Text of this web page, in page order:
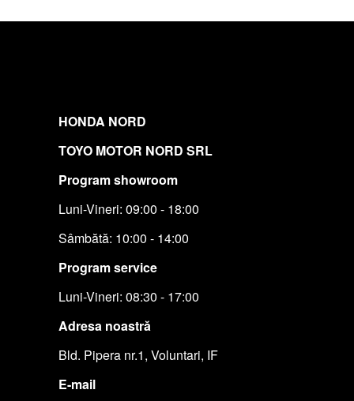
HONDA NORD
TOYO MOTOR NORD SRL
Program showroom
Luni-Vineri: 09:00 - 18:00
Sâmbătă: 10:00 - 14:00
Program service
Luni-Vineri: 08:30 - 17:00
Adresa noastră
Bld. Pipera nr.1, Voluntari, IF
E-mail